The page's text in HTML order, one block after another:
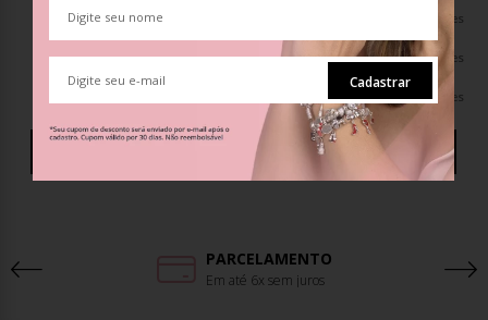
0% 0 avaliações
0% 0 avaliações
0 avaliações
Avaliar o Produto
PARCELAMENTO
Em até 6x sem juros
Cadastrar